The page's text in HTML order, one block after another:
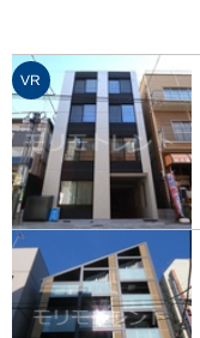
VR